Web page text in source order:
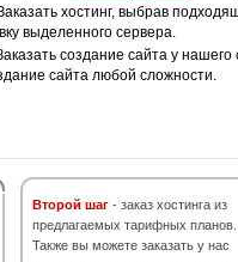
хостинг, выбрав
выделенного сервера.
создание сайта у
сайта любой сложности.
Второй шаг - заказ хостинга из
предлагаемых тарифных планов.
Также вы можете заказать у нас